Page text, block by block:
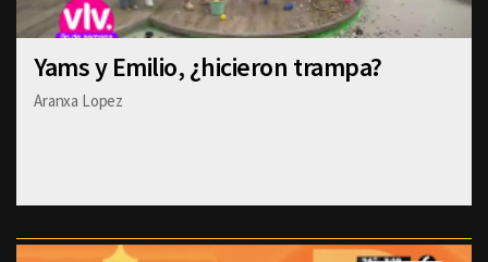
Yams y Emilio, ¿hicieron trampa?
Aranxa Lopez